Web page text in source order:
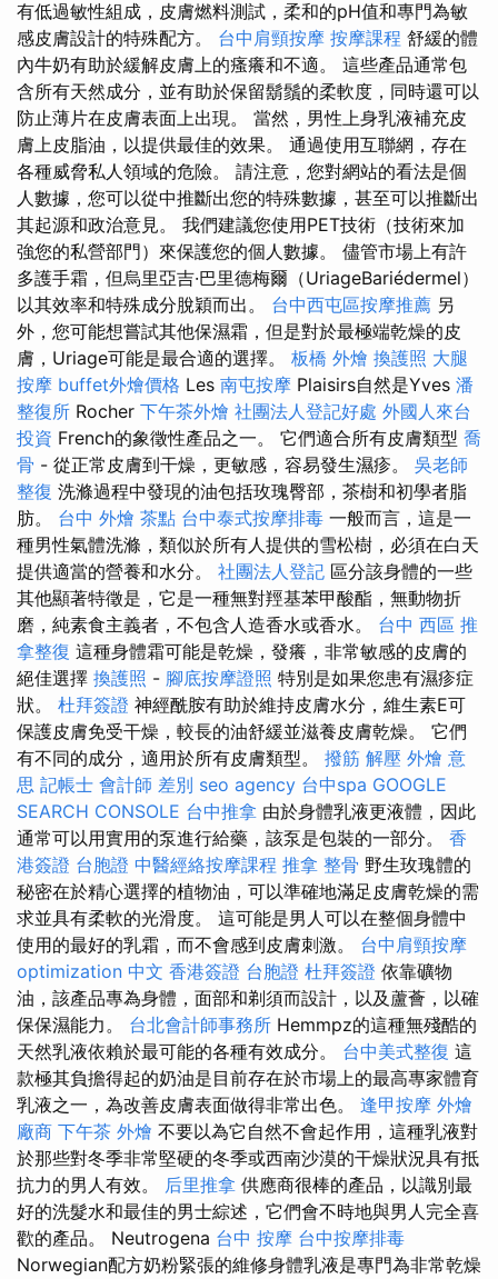
有低過敏性組成，皮膚燃料測試，柔和的pH值和專門為敏
感皮膚設計的特殊配方。 台中肩頸按摩 按摩課程 舒緩的體
內牛奶有助於緩解皮膚上的瘙癢和不適。 這些產品通常包
含所有天然成分，並有助於保留鬍鬚的柔軟度，同時還可以
防止薄片在皮膚表面上出現。 當然，男性上身乳液補充皮
膚上皮脂油，以提供最佳的效果。 通過使用互聯網，存在
各種威脅私人領域的危險。 請注意，您對網站的看法是個
人數據，您可以從中推斷出您的特殊數據，甚至可以推斷出
其起源和政治意見。 我們建議您使用PET技術（技術來加
強您的私營部門）來保護您的個人數據。 儘管市場上有許
多護手霜，但烏里亞吉·巴里德梅爾（UriageBariédermel）
以其效率和特殊成分脫穎而出。 台中西屯區按摩推薦 另
外，您可能想嘗試其他保濕霜，但是對於最極端乾燥的皮
膚，Uriage可能是最合適的選擇。 板橋 外燴 換護照 大腿
按摩 buffet外燴價格 Les 南屯按摩 Plaisirs自然是Yves 潘
整復所 Rocher 下午茶外燴 社團法人登記好處 外國人來台
投資 French的象徵性產品之一。 它們適合所有皮膚類型 喬
骨 - 從正常皮膚到干燥，更敏感，容易發生濕疹。 吳老師
整復 洗滌過程中發現的油包括玫瑰臀部，茶樹和初學者脂
肪。 台中 外燴 茶點 台中泰式按摩排毒 一般而言，這是一
種男性氣體洗滌，類似於所有人提供的雪松樹，必須在白天
提供適當的營養和水分。 社團法人登記 區分該身體的一些
其他顯著特徵是，它是一種無對羥基苯甲酸酯，無動物折
磨，純素食主義者，不包含人造香水或香水。 台中 西區 推
拿整復 這種身體霜可能是乾燥，發癢，非常敏感的皮膚的
絕佳選擇 換護照 - 腳底按摩證照 特別是如果您患有濕疹症
狀。 杜拜簽證 神經酰胺有助於維持皮膚水分，維生素E可
保護皮膚免受干燥，較長的油舒緩並滋養皮膚乾燥。 它們
有不同的成分，適用於所有皮膚類型。 撥筋 解壓 外燴 意
思 記帳士 會計師 差別 seo agency 台中spa GOOGLE
SEARCH CONSOLE 台中推拿 由於身體乳液更液體，因此
通常可以用實用的泵進行給藥，該泵是包裝的一部分。 香
港簽證 台胞證 中醫經絡按摩課程 推拿 整骨 野生玫瑰體的
秘密在於精心選擇的植物油，可以準確地滿足皮膚乾燥的需
求並具有柔軟的光滑度。 這可能是男人可以在整個身體中
使用的最好的乳霜，而不會感到皮膚刺激。 台中肩頸按摩
optimization 中文 香港簽證 台胞證 杜拜簽證 依靠礦物
油，該產品專為身體，面部和剃須而設計，以及蘆薈，以確
保保濕能力。 台北會計師事務所 Hemmpz的這種無殘酷的
天然乳液依賴於最可能的各種有效成分。 台中美式整復 這
款極其負擔得起的奶油是目前存在於市場上的最高專家體育
乳液之一，為改善皮膚表面做得非常出色。 逢甲按摩 外燴
廠商 下午茶 外燴 不要以為它自然不會起作用，這種乳液對
於那些對冬季非常堅硬的冬季或西南沙漠的干燥狀況具有抵
抗力的男人有效。 后里推拿 供應商很棒的產品，以識別最
好的洗髮水和最佳的男士綜述，它們會不時地與男人完全喜
歡的產品。 Neutrogena 台中 按摩 台中按摩排毒
Norwegian配方奶粉緊張的維修身體乳液是專門為非常乾燥